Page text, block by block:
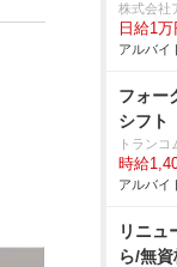
株式会社
日給1
アルバイ
フォー
シフト
トランコ
時給
アルバイ
リニュ
ら/無